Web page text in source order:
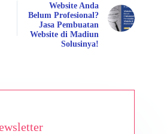
Website Anda
Belum Profesional?
Jasa Pembuatan
Website di Madiun
Solusinya!